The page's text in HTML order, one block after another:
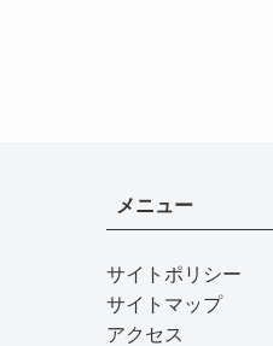
メニュー
サイトポリシー
サイトマップ
アクセス